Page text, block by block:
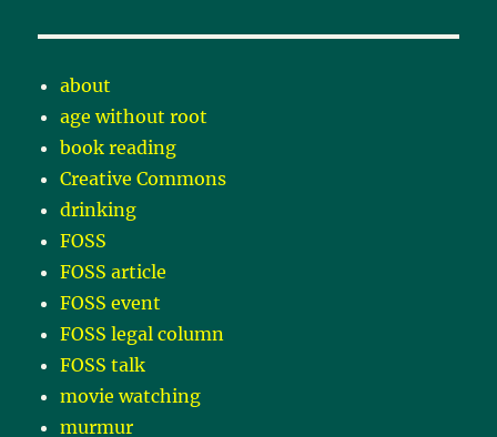
about
age without root
book reading
Creative Commons
drinking
FOSS
FOSS article
FOSS event
FOSS legal column
FOSS talk
movie watching
murmur